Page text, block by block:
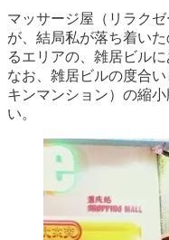
マッサージ屋（リラク
が、結局私が落ち着い
るエリアの、雑居ビルに
なお、雑居ビルの度合
キンマンション）の縮
い。